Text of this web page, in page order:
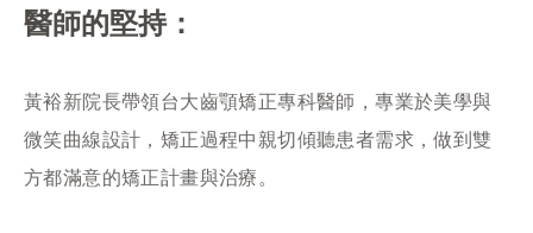
醫師的堅持：
黃裕新院長帶領台大齒顎矯正專科醫師，專業於美學與
微笑曲線設計，矯正過程中親切傾聽患者需求，做到雙
方都滿意的矯正計畫與治療。